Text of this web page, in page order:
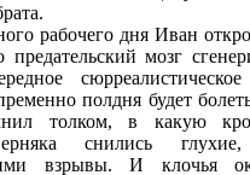
рабочего дня Иван
предательский мозг
полдня будет
толком, в какую
снились
взрывы. И клочья